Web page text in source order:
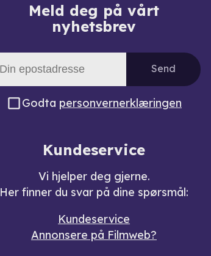
Meld deg på vårt
nyhetsbrev
Send
Godta personvernerklæringen
Kundeservice
Vi hjelper deg gjerne.
Her finner du svar på dine spørsmål:
Kundeservice
Annonsere på Filmweb?